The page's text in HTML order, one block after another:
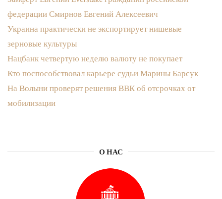
федерации Смирнов Евгений Алексеевич
Украина практически не экспортирует нишевые
зерновые культуры
Нацбанк четвертую неделю валюту не покупает
Кто поспособствовал карьере судьи Марины Барсук
На Волыни проверят решения ВВК об отсрочках от
мобилизации
О НАС